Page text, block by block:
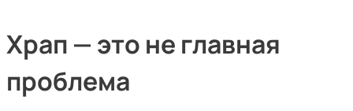
Храп — это не главная
проблема